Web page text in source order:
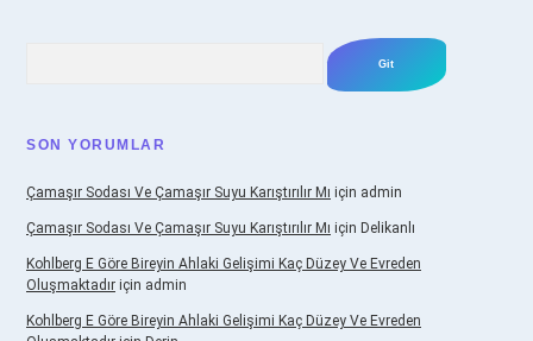
SON YORUMLAR
Çamaşır Sodası Ve Çamaşır Suyu Karıştırılır Mı için admin
Çamaşır Sodası Ve Çamaşır Suyu Karıştırılır Mı için Delikanlı
Kohlberg E Göre Bireyin Ahlaki Gelişimi Kaç Düzey Ve Evreden
Oluşmaktadır için admin
Kohlberg E Göre Bireyin Ahlaki Gelişimi Kaç Düzey Ve Evreden